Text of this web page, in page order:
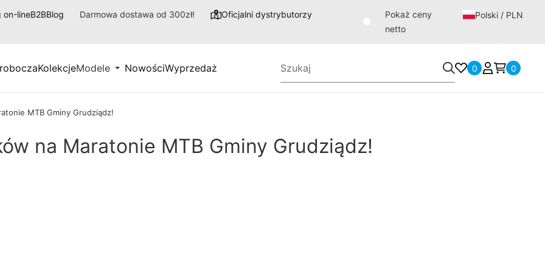
on-lineB2BBlog Darmowa dostawa od 300zł! Oficjalni dystrybutorzy
Pokaż ceny
netto
Polski / PLN
KolekcjeModele NowościWyprzedaż 0 0
MTB Gminy Grudziądz!
na Maratonie MTB Gminy Grudziądz!